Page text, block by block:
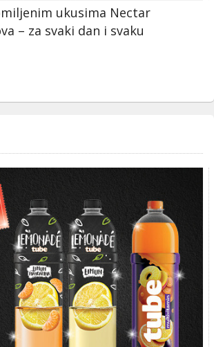
ukusima Nectar
– za svaki dan i svaku